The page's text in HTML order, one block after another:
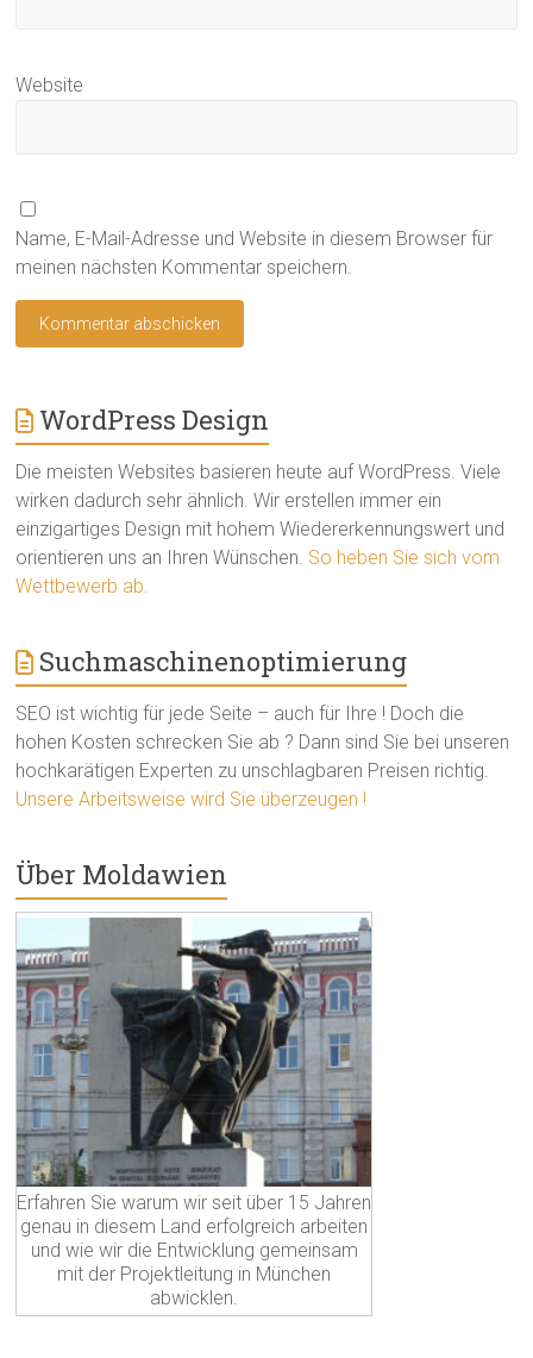
Website
Name, E-Mail-Adresse und Website in diesem Browser für
meinen nächsten Kommentar speichern.
WordPress Design
Die meisten Websites basieren heute auf WordPress. Viele
wirken dadurch sehr ähnlich. Wir erstellen immer ein
einzigartiges Design mit hohem Wiedererkennungswert und
orientieren uns an Ihren Wünschen. So heben Sie sich vom
Wettbewerb ab.
Suchmaschinenoptimierung
SEO ist wichtig für jede Seite – auch für Ihre ! Doch die
hohen Kosten schrecken Sie ab ? Dann sind Sie bei unseren
hochkarätigen Experten zu unschlagbaren Preisen richtig.
Unsere Arbeitsweise wird Sie überzeugen !
Über Moldawien
Erfahren Sie warum wir seit über 15 Jahren
genau in diesem Land erfolgreich arbeiten
und wie wir die Entwicklung gemeinsam
mit der Projektleitung in München
abwicklen.